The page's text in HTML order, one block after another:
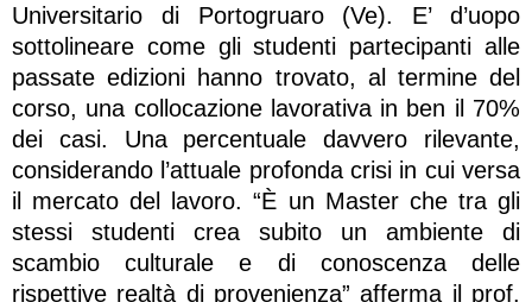
Universitario di Portogruaro (Ve). E’ d’uopo
sottolineare come gli studenti partecipanti alle
passate edizioni hanno trovato, al termine del
corso, una collocazione lavorativa in ben il 70%
dei casi. Una percentuale davvero rilevante,
considerando l’attuale profonda crisi in cui versa
il mercato del lavoro. “È un Master che tra gli
stessi studenti crea subito un ambiente di
scambio culturale e di conoscenza delle
rispettive realtà di provenienza” afferma il prof.